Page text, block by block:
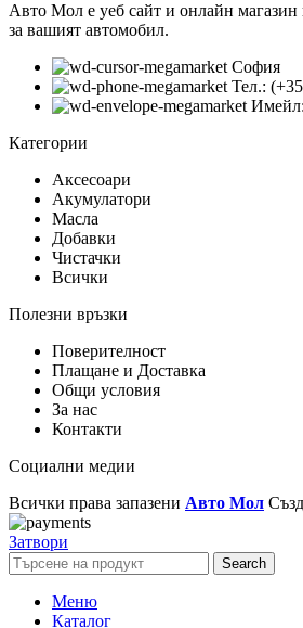
Авто Мол е уеб сайт и онлайн магазин
за вашият автомобил.
София
Тел.:
Категории
Аксесоари
Акумулатори
Масла
Добавки
Чистачки
Всички
Полезни връзки
Поверителност
Плащане и Доставка
Общи условия
За нас
Контакти
Социални медии
Всички права запазени Авто Мол
Затвори
Search
Меню
Каталог